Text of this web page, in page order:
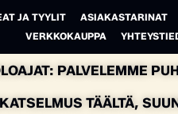
JA TYYLIT ASIAKASTARINAT
VERKKOKAUPPA
PALVELEMME
TÄÄLTÄ,